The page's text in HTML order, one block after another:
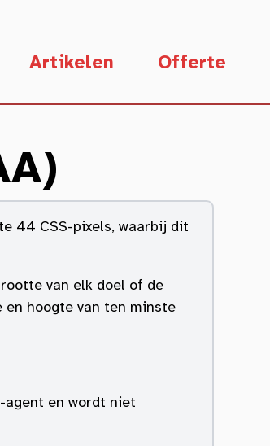
Artikelen Offerte
44 CSS-pixels, waarbij dit
van elk doel of de
hoogte van ten minste
agent en wordt niet